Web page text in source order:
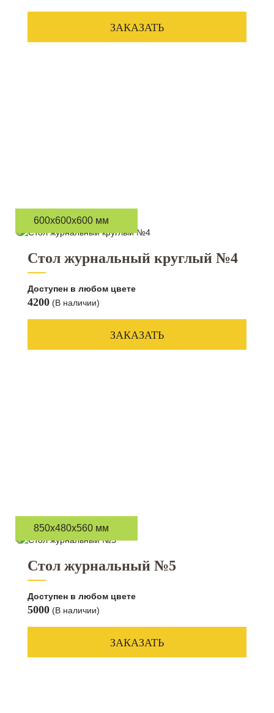
ЗАКАЗАТЬ
600x600x600 мм
Стол журнальный круглый №4
Доступен в любом цвете
4200 (В наличии)
ЗАКАЗАТЬ
850x480x560 мм
Стол журнальный №5
Доступен в любом цвете
5000 (В наличии)
ЗАКАЗАТЬ